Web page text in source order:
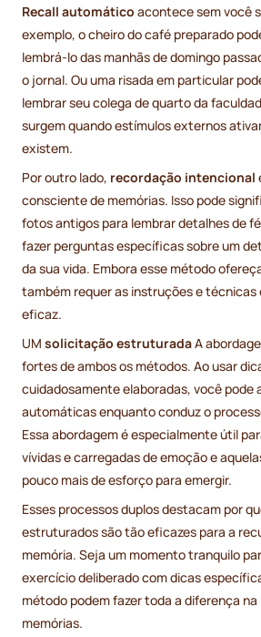
Recall automático acontece sem você
exemplo, o cheiro do café preparado
lembrá-lo das manhãs de domingo
o jornal. Ou uma risada em particular
lembrar seu colega de quarto da
surgem quando estímulos externos
existem.
Por outro lado, recordação intencional
consciente de memórias. Isso pode
fotos antigos para lembrar detalhes de
fazer perguntas específicas sobre um
da sua vida. Embora esse método
também requer as instruções e técnicas
eficaz.
UM solicitação estruturadaA
fortes de ambos os métodos. Ao usar
cuidadosamente elaboradas, você pode
automáticas enquanto conduz o
Essa abordagem é especialmente útil
vívidas e carregadas de emoção e
pouco mais de esforço para emergir.
Esses processos duplos destacam por
estruturados são tão eficazes para a
memória. Seja um momento tranquilo
exercício deliberado com dicas
método podem fazer toda a diferença
memórias.